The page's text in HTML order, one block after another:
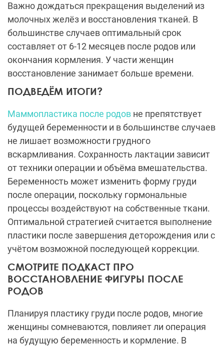
Важно дождаться прекращения выделений из
молочных желёз и восстановления тканей. В
большинстве случаев оптимальный срок
составляет от 6-12 месяцев после родов или
окончания кормления. У части женщин
восстановление занимает больше времени.
ПОДВЕДЁМ ИТОГИ?
Маммопластика после родов не препятствует
будущей беременности и в большинстве случаев
не лишает возможности грудного
вскармливания. Сохранность лактации зависит
от техники операции и объёма вмешательства.
Беременность может изменить форму груди
после операции, поскольку гормональные
процессы воздействуют на собственные ткани.
Оптимальной стратегией считается выполнение
пластики после завершения деторождения или с
учётом возможной последующей коррекции.
СМОТРИТЕ ПОДКАСТ ПРО
ВОССТАНОВЛЕНИЕ ФИГУРЫ ПОСЛЕ
РОДОВ
Планируя пластику груди после родов, многие
женщины сомневаются, повлияет ли операция
на будущую беременность и кормление. В